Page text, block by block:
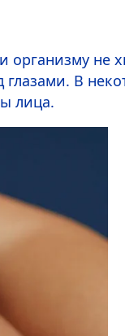
организму не
В
лица.